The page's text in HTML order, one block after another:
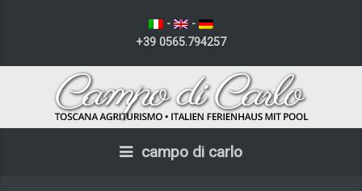
-
-
+39 0565.794257
campo di carlo